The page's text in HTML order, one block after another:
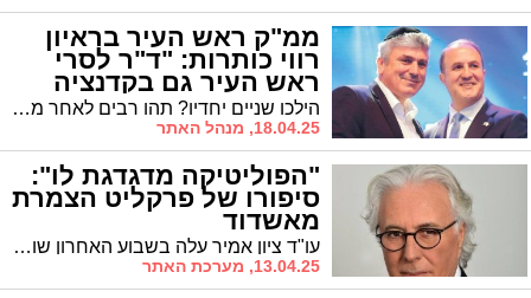
ממ"ק ראש העיר בראיון
רווי כותרות: "ד"ר לסרי
ראש העיר גם בקדנציה
הבאה" הילכו שניים יחדיו? תהו רבים לאחר מערכת הבחירות הסוערת שבשיאה ניצבו יו"ר ש"ס ר' אבי אמסלם ורה"ע לסרי משני צידי המתרס, זה מול זה. אך מאז, כך נראה, זרמו מים רבים בנחל לכיש. בראיון חג רווי כותרות של אמסלם ל'אשדודס' הוא חושף שהמשקעים נעלמו וכי השניים עובדים בשיתוף פעולה פורה | "העבר? הוא איננו. נמחק. התבגרתי, למדנו לעבוד בצורה שונה" | ומה יש לו לומר על חבריו לקואליציה? | ראיון מרתק
18.04.25, מנהל האתר
"הפוליטיקה מדגדגת לו":
סיפורו של פרקליט הצמרת
מאשדוד
עו"ד ציון אמיר עלה בשבוע האחרון שוב לכותרות כאשר נבחר לייצג את ראש הממשלה בדיון בבית המשפט העליון בעתירות נגד הדחת ראש השב"כ רונן בר. אמיר גדל באשדוד ומשפחתו עדיין מתגוררת בעיר. איך הפך הבן למשפחה מרובת ילדים קשת יום לעורך דין צמרת עשיר ומבוקש? זהו סיפורו של פרקליט הצמרת
13.04.25, מערכת האתר